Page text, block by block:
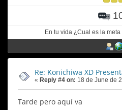
En tu vida ¿Cual es la
Re: Konichiwa XD
« Reply #4 on: 18 de June de
Tarde pero aquí va